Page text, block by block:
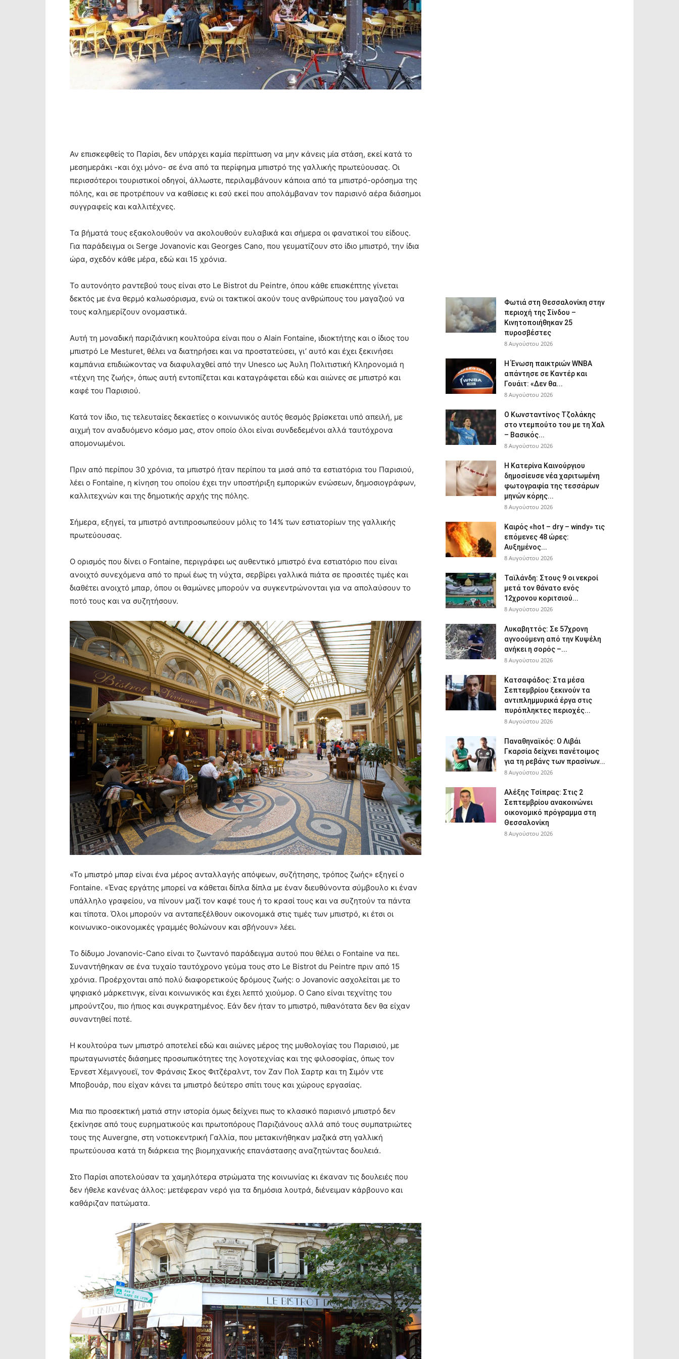
Αν επισκεφθείς το Παρίσι, δεν υπάρχει καμία περίπτωση να μην κάνεις μία στάση, εκεί κατά το
μεσημεράκι -και όχι μόνο- σε ένα από τα περίφημα μπιστρό της γαλλικής πρωτεύουσας. Οι
περισσότεροι τουριστικοί οδηγοί, άλλωστε, περιλαμβάνουν κάποια από τα μπιστρό-ορόσημα της
πόλης, και σε προτρέπουν να καθίσεις κι εσύ εκεί που απολάμβαναν τον παρισινό αέρα διάσημοι
συγγραφείς και καλλιτέχνες.
Τα βήματά τους εξακολουθούν να ακολουθούν ευλαβικά και σήμερα οι φανατικοί του είδους.
Για παράδειγμα οι Serge Jovanovic και Georges Cano, που γευματίζουν στο ίδιο μπιστρό, την ίδια
ώρα, σχεδόν κάθε μέρα, εδώ και 15 χρόνια.
Το αυτονόητο ραντεβού τους είναι στο Le Bistrot du Peintre, όπου κάθε επισκέπτης γίνεται
δεκτός με ένα θερμό καλωσόρισμα, ενώ οι τακτικοί ακούν τους ανθρώπους του μαγαζιού να
τους καλημερίζουν ονομαστικά.
Αυτή τη μοναδική παριζιάνικη κουλτούρα είναι που ο Alain Fontaine, ιδιοκτήτης και ο ίδιος του
μπιστρό Le Mesturet, θέλει να διατηρήσει και να προστατεύσει, γι’ αυτό και έχει ξεκινήσει
καμπάνια επιδιώκοντας να διαφυλαχθεί από την Unesco ως Άυλη Πολιτιστική Κληρονομιά η
«τέχνη της ζωής», όπως αυτή εντοπίζεται και καταγράφεται εδώ και αιώνες σε μπιστρό και
καφέ του Παρισιού.
Κατά τον ίδιο, τις τελευταίες δεκαετίες ο κοινωνικός αυτός θεσμός βρίσκεται υπό απειλή, με
αιχμή τον αναδυόμενο κόσμο μας, στον οποίο όλοι είναι συνδεδεμένοι αλλά ταυτόχρονα
απομονωμένοι.
Πριν από περίπου 30 χρόνια, τα μπιστρό ήταν περίπου τα μισά από τα εστιατόρια του Παρισιού,
λέει ο Fontaine, η κίνηση του οποίου έχει την υποστήριξη εμπορικών ενώσεων, δημοσιογράφων,
καλλιτεχνών και της δημοτικής αρχής της πόλης.
Σήμερα, εξηγεί, τα μπιστρό αντιπροσωπεύουν μόλις το 14% των εστιατορίων της γαλλικής
πρωτεύουσας.
Ο ορισμός που δίνει ο Fontaine, περιγράφει ως αυθεντικό μπιστρό ένα εστιατόριο που είναι
ανοιχτό συνεχόμενα από το πρωί έως τη νύχτα, σερβίρει γαλλικά πιάτα σε προσιτές τιμές και
διαθέτει ανοιχτό μπαρ, όπου οι θαμώνες μπορούν να συγκεντρώνονται για να απολαύσουν το
ποτό τους και να συζητήσουν.
«Το μπιστρό μπαρ είναι ένα μέρος ανταλλαγής απόψεων, συζήτησης, τρόπος ζωής» εξηγεί ο
Fontaine. «Ένας εργάτης μπορεί να κάθεται δίπλα δίπλα με έναν διευθύνοντα σύμβουλο κι έναν
υπάλληλο γραφείου, να πίνουν μαζί τον καφέ τους ή το κρασί τους και να συζητούν τα πάντα
και τίποτα. Όλοι μπορούν να ανταπεξέλθουν οικονομικά στις τιμές των μπιστρό, κι έτσι οι
κοινωνικο-οικονομικές γραμμές θολώνουν και σβήνουν» λέει.
Το δίδυμο Jovanovic-Cano είναι το ζωντανό παράδειγμα αυτού που θέλει ο Fontaine να πει.
Συναντήθηκαν σε ένα τυχαίο ταυτόχρονο γεύμα τους στο Le Bistrot du Peintre πριν από 15
χρόνια. Προέρχονται από πολύ διαφορετικούς δρόμους ζωής: ο Jovanovic ασχολείται με το
ψηφιακό μάρκετινγκ, είναι κοινωνικός και έχει λεπτό χιούμορ. Ο Cano είναι τεχνίτης του
μπρούντζου, πιο ήπιος και συγκρατημένος. Εάν δεν ήταν το μπιστρό, πιθανότατα δεν θα είχαν
συναντηθεί ποτέ.
Η κουλτούρα των μπιστρό αποτελεί εδώ και αιώνες μέρος της μυθολογίας του Παρισιού, με
πρωταγωνιστές διάσημες προσωπικότητες της λογοτεχνίας και της φιλοσοφίας, όπως τον
Έρνεστ Χέμινγουεϊ, τον Φράνσις Σκος Φιτζέραλντ, τον Ζαν Πολ Σαρτρ και τη Σιμόν ντε
Μποβουάρ, που είχαν κάνει τα μπιστρό δεύτερο σπίτι τους και χώρους εργασίας.
Μια πιο προσεκτική ματιά στην ιστορία όμως δείχνει πως το κλασικό παρισινό μπιστρό δεν
ξεκίνησε από τους ευρηματικούς και πρωτοπόρους Παριζιάνους αλλά από τους συμπατριώτες
τους της Auvergne, στη νοτιοκεντρική Γαλλία, που μετακινήθηκαν μαζικά στη γαλλική
πρωτεύουσα κατά τη διάρκεια της βιομηχανικής επανάστασης αναζητώντας δουλειά.
Στο Παρίσι αποτελούσαν τα χαμηλότερα στρώματα της κοινωνίας κι έκαναν τις δουλειές που
δεν ήθελε κανένας άλλος: μετέφεραν νερό για τα δημόσια λουτρά, διένειμαν κάρβουνο και
καθάριζαν πατώματα.
Φωτιά στη Θεσσαλονίκη στην
περιοχή της Σίνδου –
Κινητοποιήθηκαν 25
πυροσβέστες
8 Αυγούστου 2026
Η Ένωση παικτριών WNBA
απάντησε σε Καντέρ και
Γουάιτ: «Δεν θα...
8 Αυγούστου 2026
Ο Κωνσταντίνος Τζολάκης
στο ντεμπούτο του με τη Χαλ
– Βασικός...
8 Αυγούστου 2026
Η Κατερίνα Καινούργιου
δημοσίευσε νέα χαριτωμένη
φωτογραφία της τεσσάρων
μηνών κόρης...
8 Αυγούστου 2026
Καιρός «hot – dry – windy» τις
επόμενες 48 ώρες:
Αυξημένος...
8 Αυγούστου 2026
Ταϊλάνδη: Στους 9 οι νεκροί
μετά τον θάνατο ενός
12χρονου κοριτσιού...
8 Αυγούστου 2026
Λυκαβηττός: Σε 57χρονη
αγνοούμενη από την Κυψέλη
ανήκει η σορός –...
8 Αυγούστου 2026
Κατσαφάδος: Στα μέσα
Σεπτεμβρίου ξεκινούν τα
αντιπλημμυρικά έργα στις
πυρόπληκτες περιοχές...
8 Αυγούστου 2026
Παναθηναϊκός: Ο Λιβάι
Γκαρσία δείχνει πανέτοιμος
για τη ρεβάνς των πρασίνων...
8 Αυγούστου 2026
Αλέξης Τσίπρας: Στις 2
Σεπτεμβρίου ανακοινώνει
οικονομικό πρόγραμμα στη
Θεσσαλονίκη
8 Αυγούστου 2026